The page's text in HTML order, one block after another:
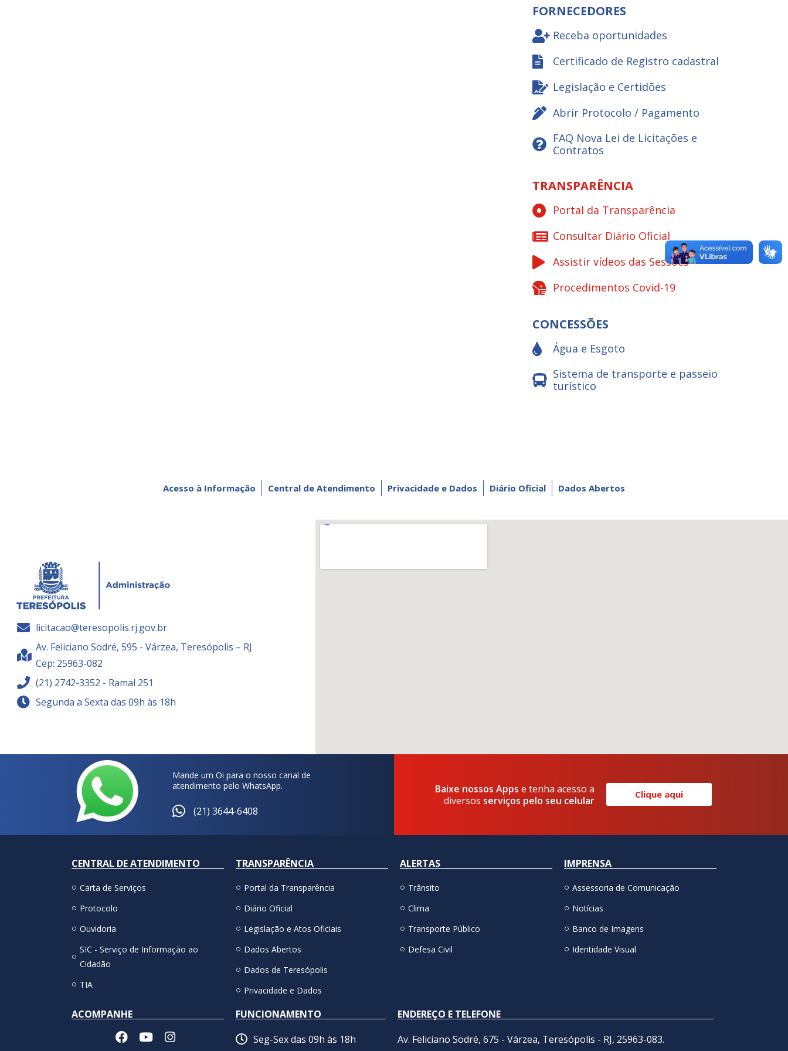
FORNECEDORES
Receba oportunidades
Certificado de Registro cadastral
Legislação e Certidões
Abrir Protocolo / Pagamento
FAQ Nova Lei de Licitações e
Contratos
TRANSPARÊNCIA
Portal da Transparência
Consultar Diário Oficial
Assistir vídeos das Sessões
Procedimentos Covid-19
CONCESSÕES
Água e Esgoto
Sistema de transporte e passeio
turístico
Acesso à Informação Central de Atendimento Privacidade e Dados Diário Oficial Dados Abertos
licitacao@teresopolis.rj.gov.br
Av. Feliciano Sodré, 595 - Várzea, Teresópolis – RJ
Cep: 25963-082
(21) 2742-3352 - Ramal 251
Segunda a Sexta das 09h às 18h
Mande um Oi para o nosso canal de
atendimento pelo WhatsApp.
(21) 3644-6408
Baixe nossos Appse tenha acesso a
diversos serviços pelo seu celular Clique aqui
CENTRAL DE ATENDIMENTO
Carta de Serviços
Protocolo
Ouvidoria
SIC - Serviço de Informação ao
Cidadão
TIA
TRANSPARÊNCIA
Portal da Transparência
Diário Oficial
Legislação e Atos Oficiais
Dados Abertos
Dados de Teresópolis
Privacidade e Dados
ALERTAS
Trânsito
Clima
Transporte Público
Defesa Civil
IMPRENSA
Assessoria de Comunicação
Notícias
Banco de Imagens
Identidade Visual
ACOMPANHE
FUNCIONAMENTO
Seg-Sex das 09h às 18h
ENDEREÇO E TELEFONE
Av. Feliciano Sodré, 675 - Várzea, Teresópolis - RJ, 25963-083.